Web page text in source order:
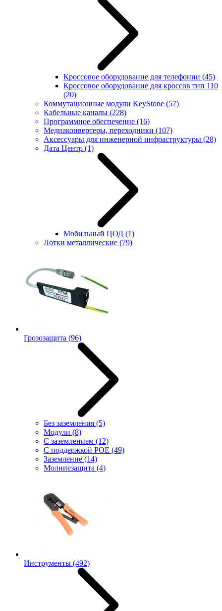
Кроссовое оборудование для телефонии (45)
Кроссовое оборудование для кроссов тип 110
(20)
Коммутационные модули KeyStone (57)
Кабельные каналы (228)
Программное обеспечение (16)
Медиаконвертеры, переходники (107)
Аксессуары для инженерной инфраструктуры (28)
Дата Центр (1)
Мобильный ЦОД (1)
Лотки металлические (79)
Грозозащита (96)
Без заземления (5)
Модули (8)
С заземлением (12)
С поддержкой POE (49)
Заземление (14)
Молниезащита (4)
Инструменты (492)